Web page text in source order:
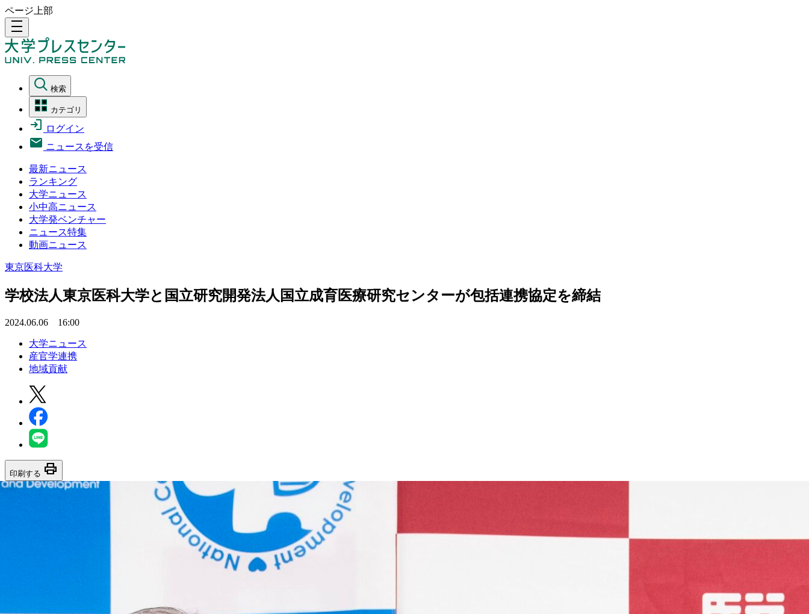
ページ上部
density_medium
検索
カテゴリ
ログイン
ニュースを受信
最新ニュース
ランキング
大学ニュース
小中高ニュース
大学発ベンチャー
ニュース特集
動画ニュース
東京医科大学
学校法人東京医科大学と国立研究開発法人国立成育医療研究センターが包括連携協定を締結
2024.06.06 16:00
大学ニュース
産官学連携
地域貢献
印刷する print